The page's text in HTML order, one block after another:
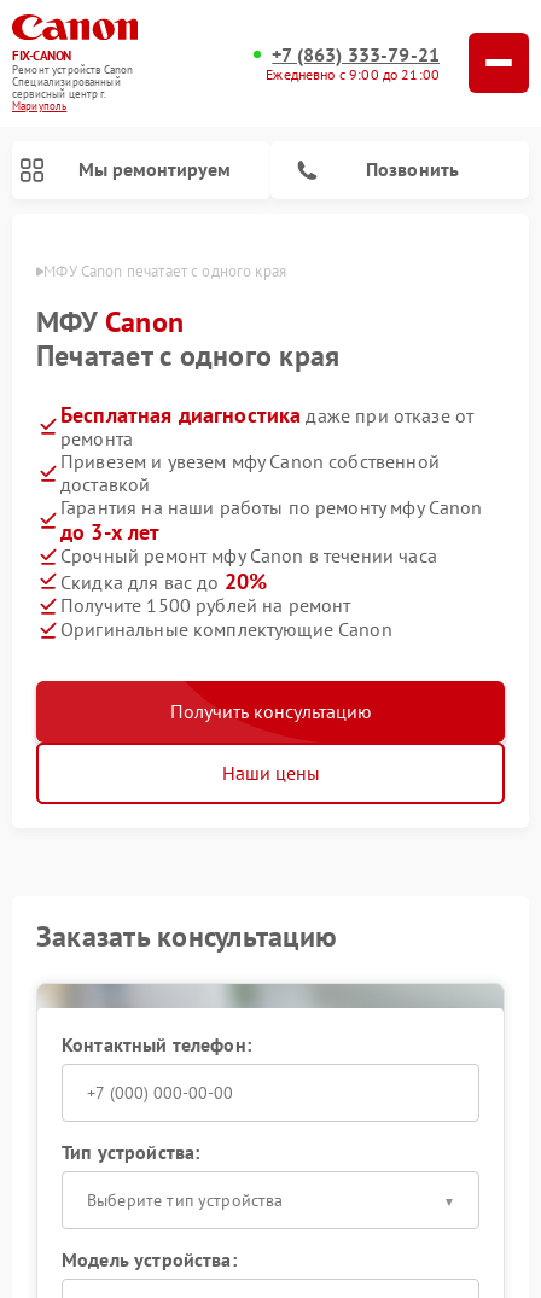
FIX-CANON
Ремонт устройств Canon
Специализированный
cервисный центр г.
Мариуполь
+7 (863) 333-79-21
Ежедневно с 9:00 до 21:00
Мы ремонтируем Позвонить
МФУ Canon печатает с одного края
МФУ Canon
Печатает с одного края
Бесплатная диагностика даже при отказе от
ремонта
Привезем и увезем мфу Canon собственной
доставкой
Гарантия на наши работы по ремонту мфу Canon
до 3-х лет
Срочный ремонт мфу Canon в течении часа
Скидка для вас до 20%
Получите 1500 рублей на ремонт
Оригинальные комплектующие Canon
Получить консультацию
Наши цены
Заказать консультацию
Контактный телефон:
Тип устройства:
Выберите тип устройства
Модель устройства: